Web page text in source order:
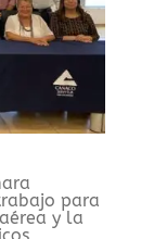
para
y la